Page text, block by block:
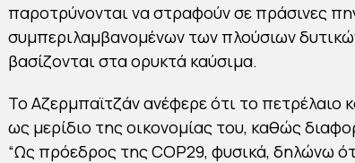
παροτρύνονται να στραφούν σε πράσινες
συμπεριλαμβανομένων των πλούσιων
βασίζονται στα ορυκτά καύσιμα.
Το Αζερμπαϊτζάν ανέφερε ότι το πετρέλαιο
ως μερίδιο της οικονομίας του, καθώς
“Ως πρόεδρος της COP29, φυσικά, δηλώνω